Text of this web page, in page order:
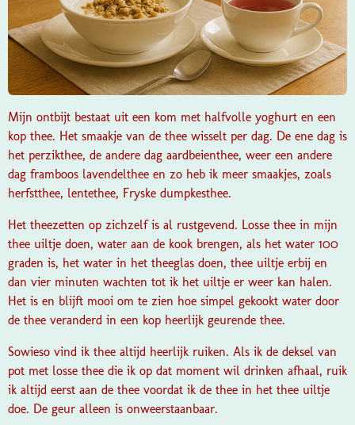
Mijn ontbijt bestaat uit een kom met halfvolle yoghurt en een
kop thee. Het smaakje van de thee wisselt per dag. De ene dag is
het perzikthee, de andere dag aardbeienthee, weer een andere
dag framboos lavendelthee en zo heb ik meer smaakjes, zoals
herfstthee, lentethee, Fryske dumpkesthee.
Het theezetten op zichzelf is al rustgevend. Losse thee in mijn
thee uiltje doen, water aan de kook brengen, als het water 100
graden is, het water in het theeglas doen, thee uiltje erbij en
dan vier minuten wachten tot ik het uiltje er weer kan halen.
Het is en blijft mooi om te zien hoe simpel gekookt water door
de thee veranderd in een kop heerlijk geurende thee.
Sowieso vind ik thee altijd heerlijk ruiken. Als ik de deksel van
pot met losse thee die ik op dat moment wil drinken afhaal, ruik
ik altijd eerst aan de thee voordat ik de thee in het thee uiltje
doe. De geur alleen is onweerstaanbaar.